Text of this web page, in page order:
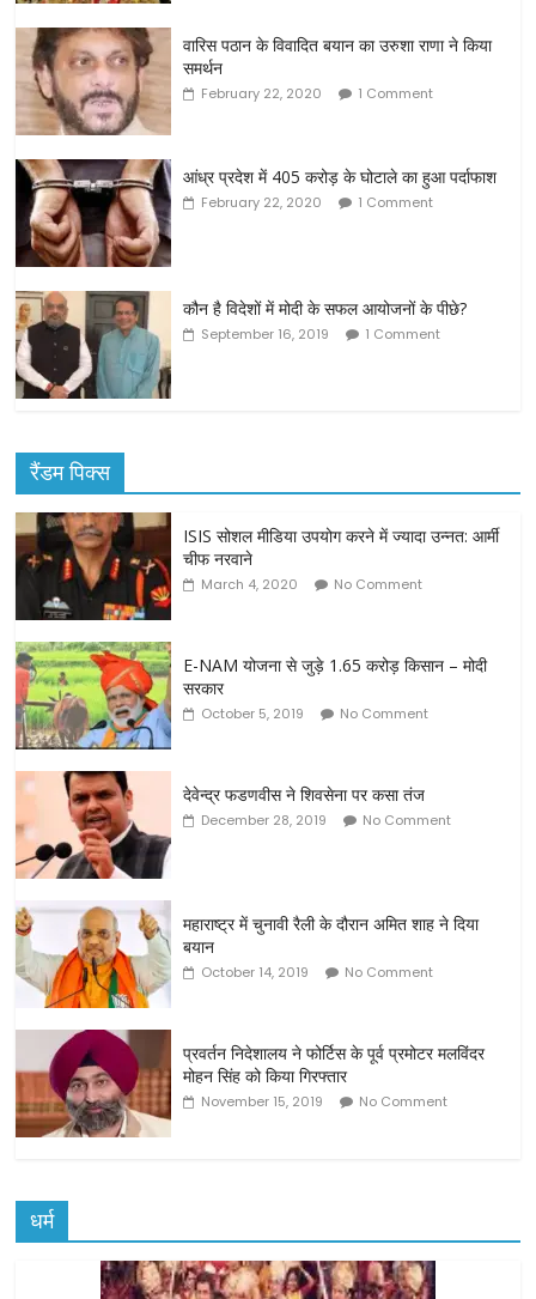
वारिस पठान के विवादित बयान का उरुशा राणा ने किया
समर्थन
February 22, 2020 1 Comment
आंध्र प्रदेश में 405 करोड़ के घोटाले का हुआ पर्दाफाश
February 22, 2020 1 Comment
कौन है विदेशों में मोदी के सफल आयोजनों के पीछे?
September 16, 2019 1 Comment
रैंडम पिक्स
ISIS सोशल मीडिया उपयोग करने में ज्यादा उन्नत: आर्मी
चीफ नरवाने
March 4, 2020 No Comment
E-NAM योजना से जुड़े 1.65 करोड़ किसान – मोदी
सरकार
October 5, 2019 No Comment
देवेन्द्र फडणवीस ने शिवसेना पर कसा तंज
December 28, 2019 No Comment
महाराष्ट्र में चुनावी रैली के दौरान अमित शाह ने दिया
बयान
October 14, 2019 No Comment
प्रवर्तन निदेशालय ने फोर्टिस के पूर्व प्रमोटर मलविंदर
मोहन सिंह को किया गिरफ्तार
November 15, 2019 No Comment
धर्म